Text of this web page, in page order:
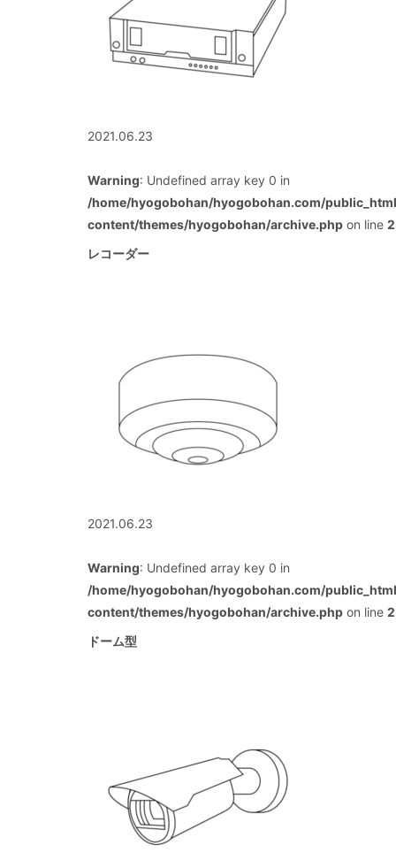
2021.06.23
Warning: Undefined array key 0 in
/home/hyogobohan/hyogobohan.com/
content/themes/hyogobohan/archive.php on line
レコーダー
2021.06.23
Warning: Undefined array key 0 in
/home/hyogobohan/hyogobohan.com/
content/themes/hyogobohan/archive.php on line
ドーム型